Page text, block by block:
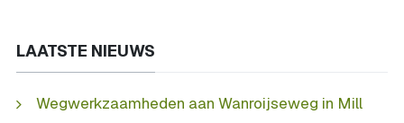
LAATSTE NIEUWS
Wegwerkzaamheden aan Wanroijseweg in Mill